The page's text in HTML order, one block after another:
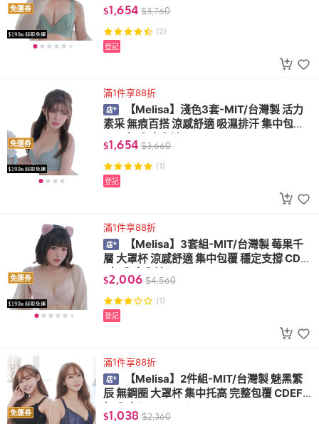
免運券 F杯 內衣內褲(W182)
$1,654 $3,760
(2)
登記
免運券
滿1件享88折
【Melisa】淺色3套-MIT/台灣製 活力
素采 無痕百搭 涼感舒適 吸濕排汗 集中包覆
ABC杯 內衣內褲(S03)
$1,654 $3,660
(1)
登記
免運券
滿1件享88折
【Melisa】3套組-MIT/台灣製 莓果千
層 大罩杯 涼感舒適 集中包覆 穩定支撐 CDE
F杯 內衣內褲(S31)
$2,006 $4,560
(1)
登記
免運券
滿1件享88折
【Melisa】2件組-MIT/台灣製 魅黑繁
辰 無鋼圈 大罩杯 集中托高 完整包覆 CDEF
杯 內衣(S12+S13)
$1,038 $2,360